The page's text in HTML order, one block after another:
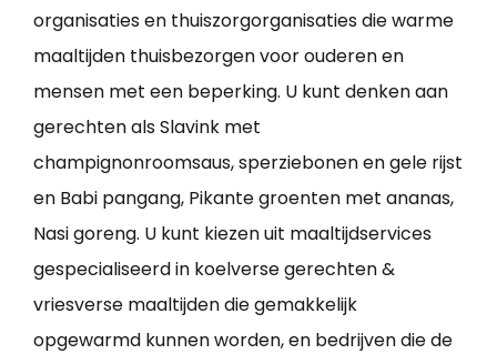
organisaties en thuiszorgorganisaties die warme
maaltijden thuisbezorgen voor ouderen en
mensen met een beperking. U kunt denken aan
gerechten als Slavink met
champignonroomsaus, sperziebonen en gele rijst
en Babi pangang, Pikante groenten met ananas,
Nasi goreng. U kunt kiezen uit maaltijdservices
gespecialiseerd in koelverse gerechten &
vriesverse maaltijden die gemakkelijk
opgewarmd kunnen worden, en bedrijven die de